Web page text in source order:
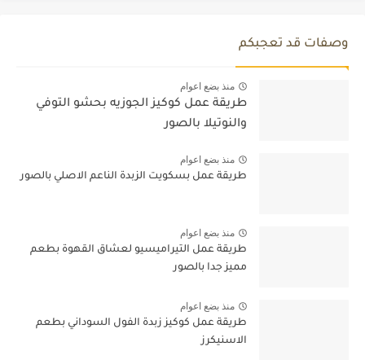
وصفات قد تعجبكم
منذ بضع اعوام
طريقة عمل كوكيز الجوزيه بحشو التوفي
والنوتيلا بالصور
منذ بضع اعوام
طريقة عمل بسكويت الزبدة الناعم الاصلي بالصور
منذ بضع اعوام
طريقة عمل التيراميسيو لعشاق القهوة بطعم
مميز جدا بالصور
منذ بضع اعوام
طريقة عمل كوكيز زبدة الفول السوداني بطعم
الاسنيكرز